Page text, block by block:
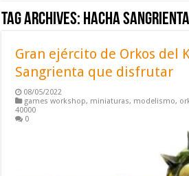
Tag Archives: hacha sangrienta
Gran ejército de Orkos del
Sangrienta que disfrutar
08/05/2022
games workshop, miniaturas, modelismo,
40000
0